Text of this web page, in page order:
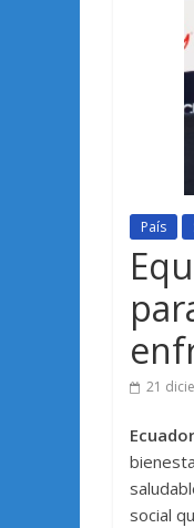
País
21
social